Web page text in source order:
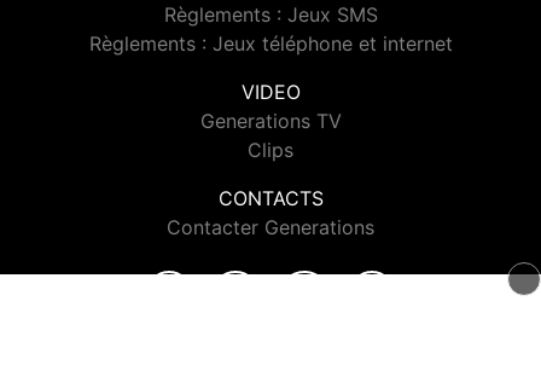
Règlements : Jeux SMS
Règlements : Jeux téléphone et internet
VIDEO
Generations TV
Clips
CONTACTS
Contacter Generations